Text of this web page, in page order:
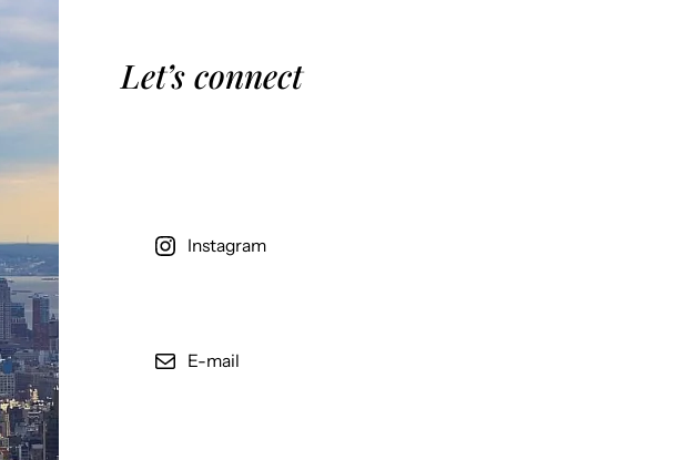
Let’s connect
Instagram
E-mail